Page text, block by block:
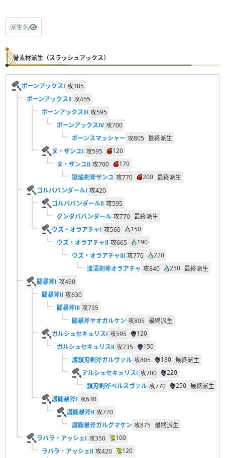
派生名
骨素材派生（スラッシュアックス）
ボーンアックスⅠ 攻385
ボーンアックスⅡ 攻455
ボーンアックスⅢ 攻595
ボーンアックスⅣ 攻700
ボーンスマッシャー 攻805 最終派生
ヌ・ザンユⅠ 攻595
120
ヌ・ザンユⅡ 攻700
170
獄焔剣斧ザンユ 攻770 200 最終派生
ゴルババンダールⅠ 攻420
ゴルババンダールⅡ 攻595
グンダババンダール 攻770 最終派生
ウズ・オラアチャⅠ 攻560
150
ウズ・オラアチャⅡ 攻665
190
ウズ・オラアチャⅢ 攻770
220
波濤剣斧オラアチャ 攻840 250 最終派生
闢暴斧Ⅰ 攻490
闢暴斧Ⅱ 攻630
闢暴斧Ⅲ 攻735
闢暴斧ヤオガルケン 攻805 最終派生
ガルシュセキュリスⅠ 攻595
120
ガルシュセキュリスⅡ 攻735
150
護鎖刃剣斧ガルヴァル 攻805 180 最終派生
アルシュセキュリスⅠ 攻700
220
鎖刃剣斧ペルスヴァル 攻770 250 最終派生
護闢暴斧Ⅰ 攻630
護闢暴斧Ⅱ 攻770
護闢暴斧ガルグマケン 攻875 最終派生
ラバラ・アッシェⅠ 攻350
100
ラバラ・アッシェⅡ 攻420 120